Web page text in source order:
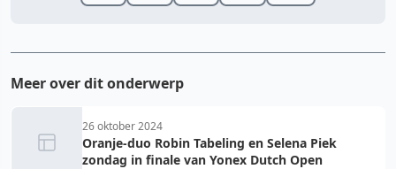
Meer over dit onderwerp
26 oktober 2024
Oranje-duo Robin Tabeling en Selena Piek
zondag in finale van Yonex Dutch Open